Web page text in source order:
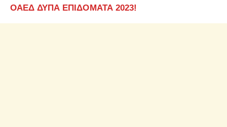
ΟΑΕΔ ΔΥΠΑ ΕΠΙΔΟΜΑΤΑ 2023!